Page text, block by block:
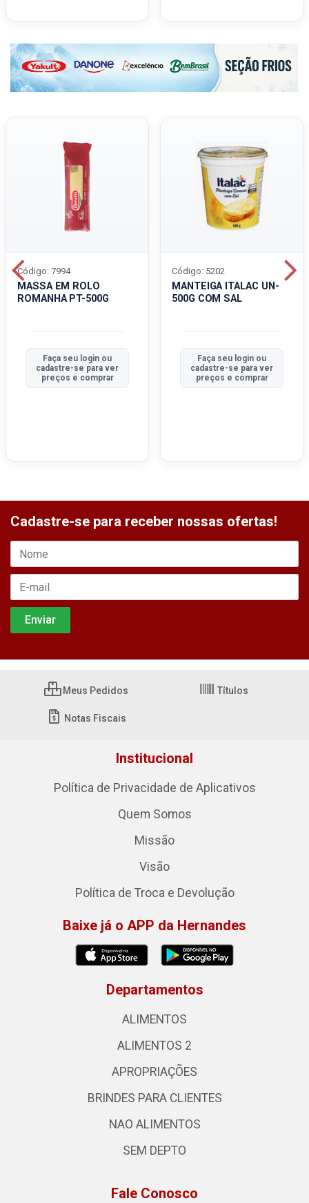
MASSA EM ROLO
ROMANHA PT-500G
Código: 7994
Faça seu login ou
cadastre-se para ver
preços e comprar
MANTEIGA ITALAC UN-
500G COM SAL
Código: 5202
Faça seu login ou
cadastre-se para ver
preços e comprar
Cadastre-se para receber nossas ofertas!
Meus Pedidos Títulos
Notas Fiscais
Institucional
Política de Privacidade de Aplicativos
Quem Somos
Missão
Visão
Política de Troca e Devolução
Baixe já o APP da Hernandes
Departamentos
ALIMENTOS
ALIMENTOS 2
APROPRIAÇÕES
BRINDES PARA CLIENTES
NAO ALIMENTOS
SEM DEPTO
Fale Conosco